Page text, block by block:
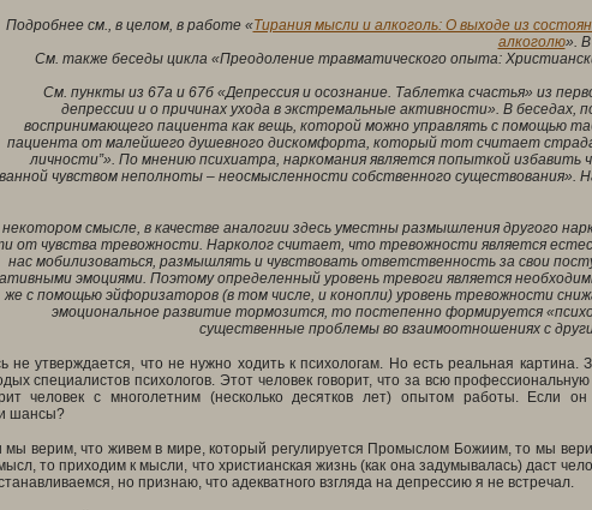
Подробнее см., в целом, в работе «Тирания мысли и алкоголь: О выходе из
алкоголю».
См. также беседы цикла «Преодоление травматического опыта:
См. пункты из 67а и 67б «Депрессия и осознание. Таблетка счастья» из
депрессии и о причинах ухода в экстремальные активности». В беседах,
воспринимающего пациента как вещь, которой можно управлять с помощью
пациента от малейшего душевного дискомфорта, который тот считает
личности”». По мнению психиатра, наркомания является попыткой избавить
чувством неполноты – неосмысленности собственного существования».
смысле, в качестве аналогии здесь уместны размышления другого
от чувства тревожности. Нарколог считает, что тревожности является
нас мобилизоваться, размышлять и чувствовать ответственность за свои
эмоциями. Поэтому определенный уровень тревоги является
же с помощью эйфоризаторов (в том числе, и конопли) уровень тревожности
эмоциональное развитие тормозится, то постепенно формируется
существенные проблемы во взаимоотношениях с
не утверждается, что не нужно ходить к психологам. Но есть реальная
специалистов психологов. Этот человек говорит, что за всю
человек с многолетним (несколько десятков лет) опытом работы. Если он
шансы?
мы верим, что живем в мире, который регулируется Промыслом Божиим, то мы
то приходим к мысли, что христианская жизнь (как она задумывалась) даст
но признаю, что адекватного взгляда на депрессию я не встречал.